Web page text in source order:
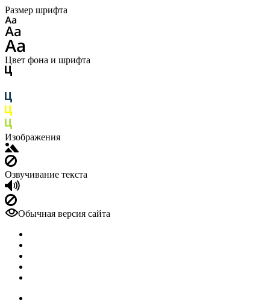
Размер шрифта
Цвет фона и шрифта
Изображения
Озвучивание текста
Обычная версия сайта